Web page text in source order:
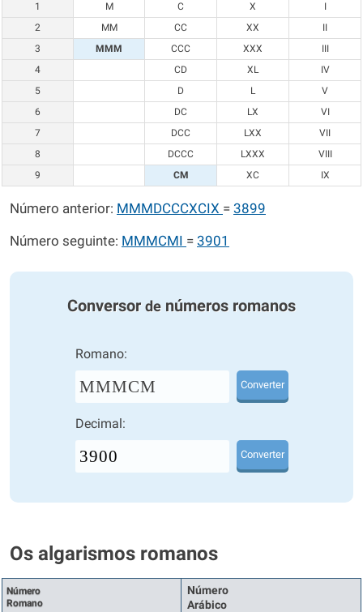
1
M C X
I
2
MM CC XX
II
3
MMM CCC XXX
III
4
CD XL
IV
5
D L
V
6
DC LX
VI
7
DCC LXX
VII
8
DCCC LXXX
VIII
9
CM XC IX
Número anterior: MMMDCCCXCIX = 3899
Número seguinte: MMMCMI = 3901
Conversor de números romanos
Romano:
MMMCM Converter
Decimal:
Converter
Os algarismos romanos
Número
Romano
Número
Arábico